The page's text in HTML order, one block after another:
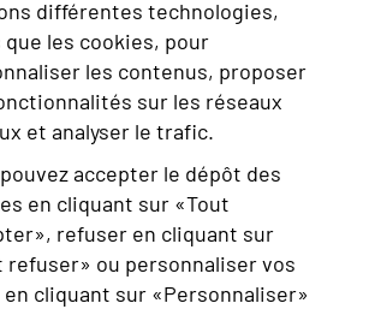
différentes technologies,
les cookies, pour
les contenus, proposer
sur les réseaux
et analyser le trafic.
accepter le dépôt des
en cliquant sur «Tout
refuser en cliquant sur
refuser» ou personnaliser vos
en cliquant sur «Personnaliser»